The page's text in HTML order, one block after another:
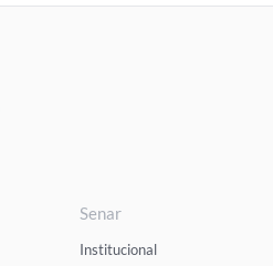
Senar
Institucional